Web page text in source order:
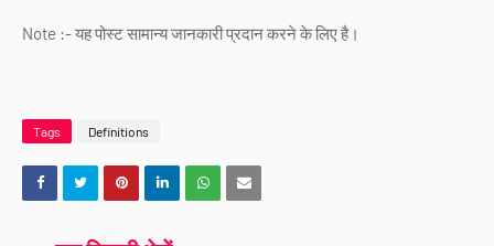
Note :- यह पोस्ट सामान्य जानकारी प्रदान करने के लिए है।
Tags Definitions